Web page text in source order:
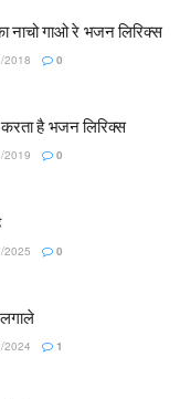
नाचो गाओ रे भजन लिरिक्स
2018 0
है भजन लिरिक्स
2019 0
2025 0
2024 1